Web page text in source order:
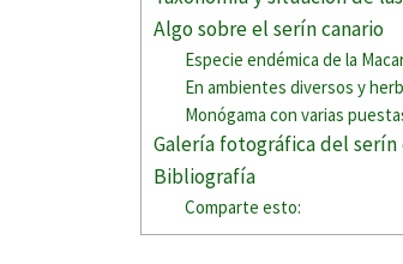
Algo sobre el serín canario
Especie endémica de la
En ambientes diversos y
Monógama con varias
Galería fotográfica del serín
Bibliografía
Comparte esto: